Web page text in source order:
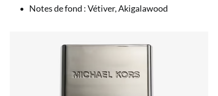
Notes de fond : Vétiver, Akigalawood